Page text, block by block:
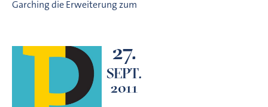
Garching die Erweiterung zum
27.
SEPT.
2011